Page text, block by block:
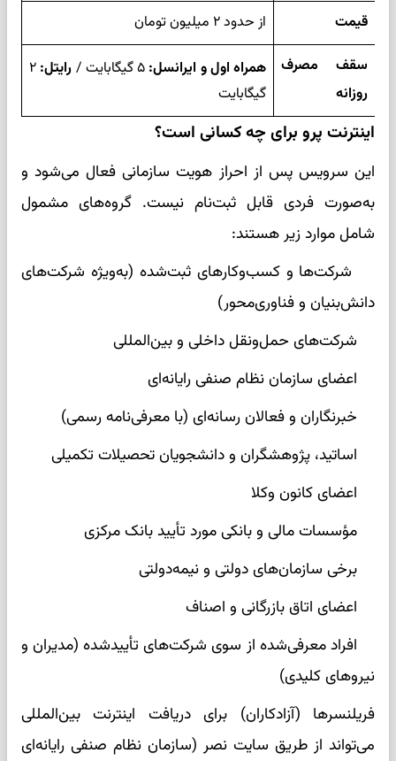
قیمت
از حدود ۲ میلیون تومان
سقف مصرف
روزانه
همراه اول و ایرانسل: رایتل: ۲
گیگابایت
اینترنت پرو برای چه کسانی است؟
این سرویس پس از احراز هویت سازمانی فعال می‌شود و
به‌صورت فردی قابل ثبت‌نام نیست. گروه‌های مشمول
شامل موارد زیر هستند:
شرکت‌ها و کسب‌وکارهای ثبت‌شده (به‌ویژه شرکت‌های
دانش‌بنیان و فناوری‌محور)
شرکت‌های حمل‌ونقل داخلی و بین‌المللی
اعضای سازمان نظام صنفی رایانه‌ای
خبرنگاران و فعالان رسانه‌ای (با معرفی‌نامه رسمی)
اساتید، پژوهشگران و دانشجویان تحصیلات تکمیلی
اعضای کانون وکلا
مؤسسات مالی و بانکی مورد تأیید بانک مرکزی
برخی سازمان‌های دولتی و نیمه‌دولتی
اعضای اتاق بازرگانی و اصناف
افراد معرفی‌شده از سوی شرکت‌های تأییدشده (مدیران و
نیروهای کلیدی)
فریلنسرها (آزادکاران) برای دریافت اینترنت بین‌المللی
می‌تواند از طریق سایت نصر (سازمان نظام صنفی رایانه‌ای